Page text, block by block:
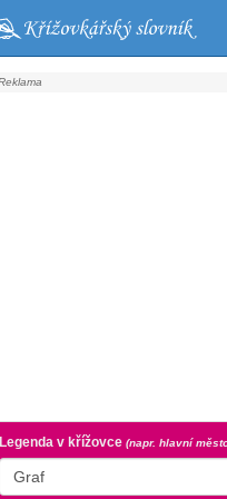
Legenda v křížovce (napr. hlavní